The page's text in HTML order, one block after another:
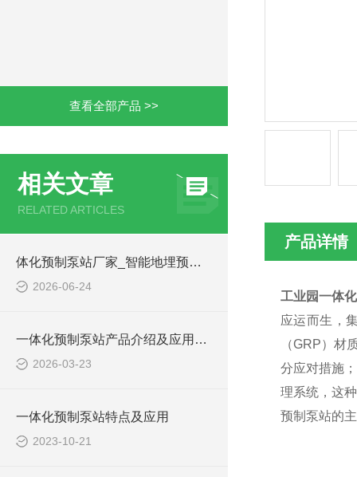
查看全部产品 >>
相关文章
RELATED ARTICLES
体化预制泵站厂家_智能地埋预制泵站-凌科环保
2026-06-24
一体化预制泵站产品介绍及应用范围
2026-03-23
一体化预制泵站特点及应用
2023-10-21
产品详情
工业园一体
应运而生，
（GRP）材
分应对措施
理系统，这
预制泵站的